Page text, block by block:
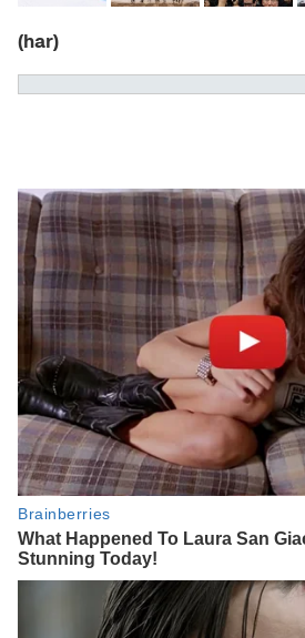
(har)